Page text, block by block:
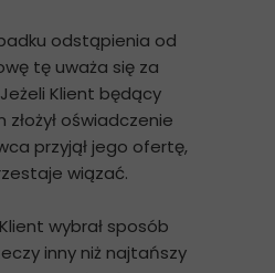
odstąpienia od
tę uważa się za
Klient będący
oświadczenie
przyjął jego ofertę,
wiązać.
wybrał sposób
inny niż najtańszy